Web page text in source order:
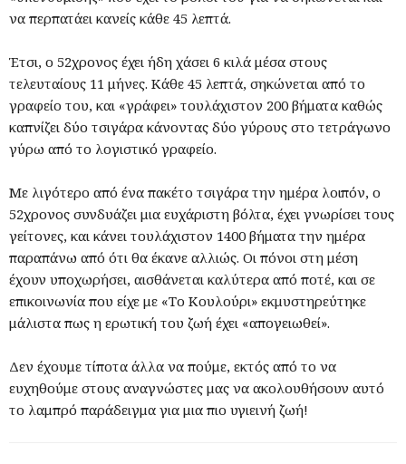
να περπατάει κανείς κάθε 45 λεπτά.
Έτσι, ο 52χρονος έχει ήδη χάσει 6 κιλά μέσα στους
τελευταίους 11 μήνες. Κάθε 45 λεπτά, σηκώνεται από το
γραφείο του, και «γράφει» τουλάχιστον 200 βήματα καθώς
καπνίζει δύο τσιγάρα κάνοντας δύο γύρους στο τετράγωνο
γύρω από το λογιστικό γραφείο.
Με λιγότερο από ένα πακέτο τσιγάρα την ημέρα λοιπόν, ο
52χρονος συνδυάζει μια ευχάριστη βόλτα, έχει γνωρίσει τους
γείτονες, και κάνει τουλάχιστον 1400 βήματα την ημέρα
παραπάνω από ότι θα έκανε αλλιώς. Οι πόνοι στη μέση
έχουν υποχωρήσει, αισθάνεται καλύτερα από ποτέ, και σε
επικοινωνία που είχε με «Το Κουλούρι» εκμυστηρεύτηκε
μάλιστα πως η ερωτική του ζωή έχει «απογειωθεί».
Δεν έχουμε τίποτα άλλα να πούμε, εκτός από το να
ευχηθούμε στους αναγνώστες μας να ακολουθήσουν αυτό
το λαμπρό παράδειγμα για μια πιο υγιεινή ζωή!